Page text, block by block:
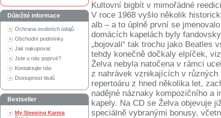
Důležité informace
Ochrana osobních údajů
Obchodní podmínky
Jak nakupovat
Jste u nás poprvé?
Kontaktujte nás
Dostupnost titulů
Bestseller
My Sleeping Karma
Kultovní bigbít v mimořádné
V roce 1968 vyšlo několik
alb – a to úplně první se
domácích kapelách byly
„bojovali“ tak trochu jako Beatles
tehdy konečně dočkaly elpíček,
Želva nebyla natočena v rámci
z nahrávek vznikajících v
repertoáru z hned několika let,
nadějné náznaky kompozičního a
kapely. Na CD se Želva objevuje
speciálně vybranými bonusy,